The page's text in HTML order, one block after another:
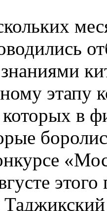
которых